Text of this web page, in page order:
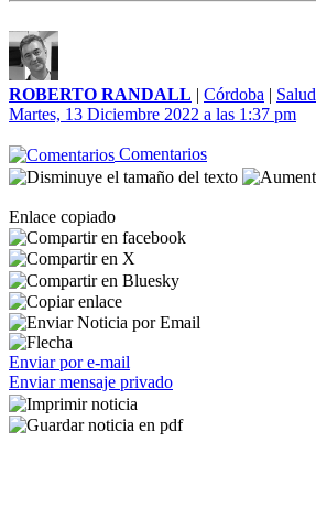
ROBERTO RANDALL | Córdoba | Salud
Martes, 13 Diciembre 2022 a las 1:37 pm
Comentarios
Enlace copiado
Enviar por e-mail
Enviar mensaje privado